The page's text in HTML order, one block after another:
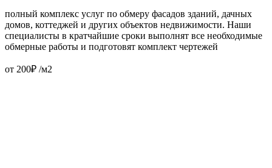
полный комплекс услуг по обмеру фасадов зданий, дачных
домов, коттеджей и других объектов недвижимости. Наши
специалисты в кратчайшие сроки выполнят все необходимые
обмерные работы и подготовят комплект чертежей
от 200₽ /м2